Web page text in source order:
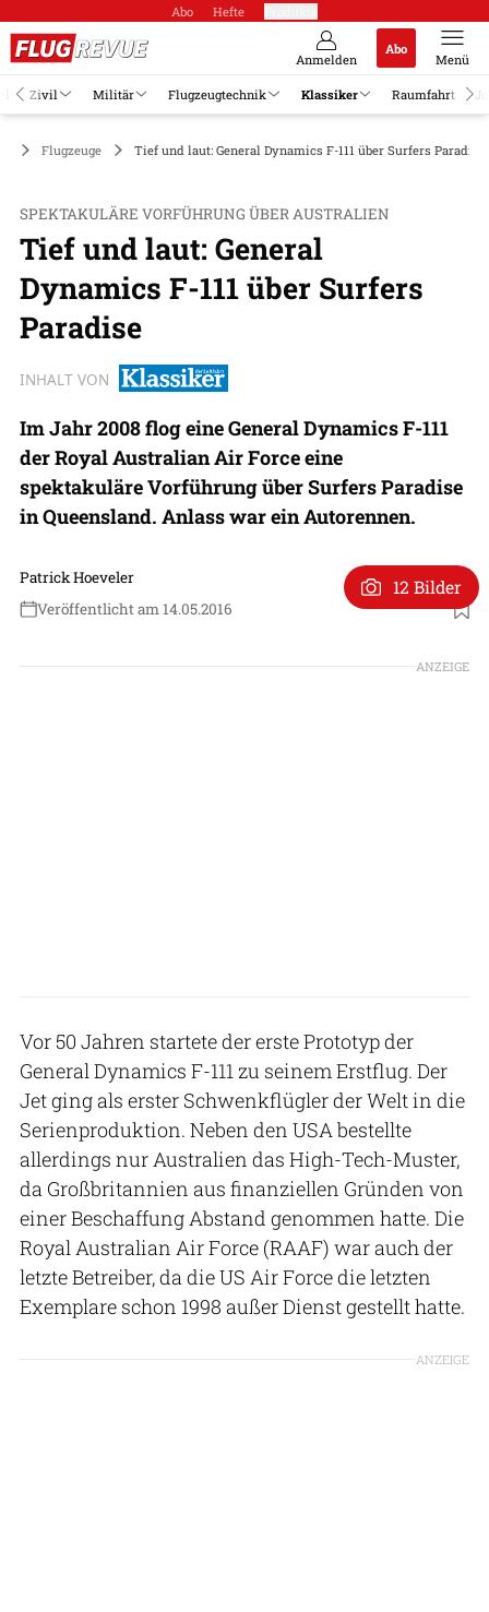
Abo Hefte
Anmelden
Abo
Menü
Zivil Militär Flugzeugtechnik Klassiker Raumfahrt
Flugzeuge Tief und laut: General Dynamics F-111 über Surfers Paradise
SPEKTAKULÄRE VORFÜHRUNG ÜBER AUSTRALIEN
Tief und laut: General
Dynamics F-111 über Surfers
Paradise
INHALT VON
Im Jahr 2008 flog eine General Dynamics F-111
der Royal Australian Air Force eine
spektakuläre Vorführung über Surfers Paradise
in Queensland. Anlass war ein Autorennen.
Patrick Hoeveler
Veröffentlicht am 14.05.2016
12 Bilder
ANZEIGE
Vor 50 Jahren startete der erste Prototyp der
General Dynamics F-111 zu seinem Erstflug. Der
Jet ging als erster Schwenkflügler der Welt in die
Serienproduktion. Neben den USA bestellte
allerdings nur Australien das High-Tech-Muster,
da Großbritannien aus finanziellen Gründen von
einer Beschaffung Abstand genommen hatte. Die
Royal Australian Air Force (RAAF) war auch der
letzte Betreiber, da die US Air Force die letzten
Exemplare schon 1998 außer Dienst gestellt hatte.
ANZEIGE